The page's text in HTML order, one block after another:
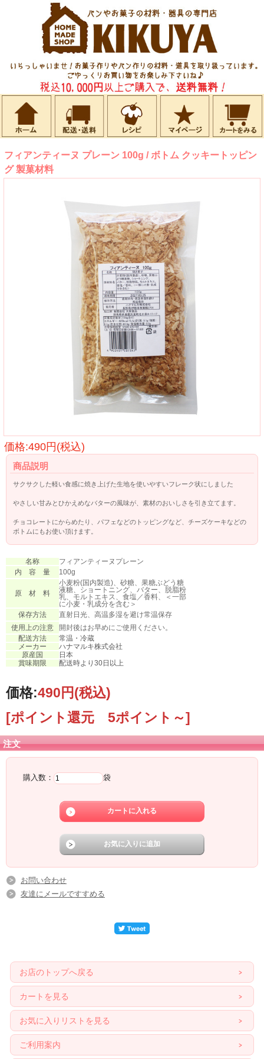
フィアンティーヌ プレーン 100g / ボトム クッキートッピン
グ 製菓材料
価格:490円(税込)
商品説明
サクサクした軽い食感に焼き上げた生地を使いやすいフレーク状にしました
やさしい甘みとひかえめなバターの風味が、素材のおいしさを引き立てます。
チョコレートにからめたり、パフェなどのトッピングなど、チーズケーキなどの
ボトムにもお使い頂けます。
名称
フィアンティーヌプレーン
内 容 量
100g
原 材 料
小麦粉(国内製造)、砂糖、果糖ぶどう糖
液糖、ショートニング、バター、脱脂粉
乳、モルトエキス、食塩／香料、＜一部
に小麦・乳成分を含む＞
保存方法
直射日光、高温多湿を避け常温保存
使用上の注意
開封後はお早めにご使用ください。
配送方法
常温・冷蔵
メーカー
ハナマルキ株式会社
原産国
日本
賞味期限
配送時より30日以上
価格:490円(税込)
[ポイント還元 5ポイント～]
注文
購入数： 袋
お問い合わせ
友達にメールですすめる
お店のトップへ戻る
カートを見る
お気に入りリストを見る
ご利用案内